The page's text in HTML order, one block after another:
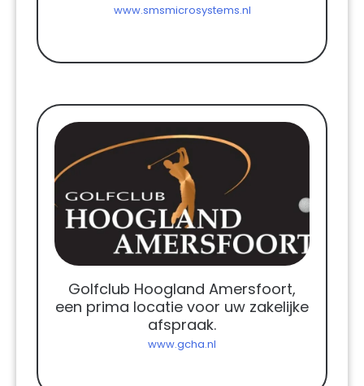
www.smsmicrosystems.nl
Golfclub Hoogland Amersfoort,
een prima locatie voor uw zakelijke
afspraak.
www.gcha.nl